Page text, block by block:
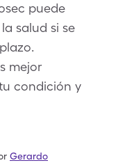
puede
salud si se
mejor
condición y
Gerardo